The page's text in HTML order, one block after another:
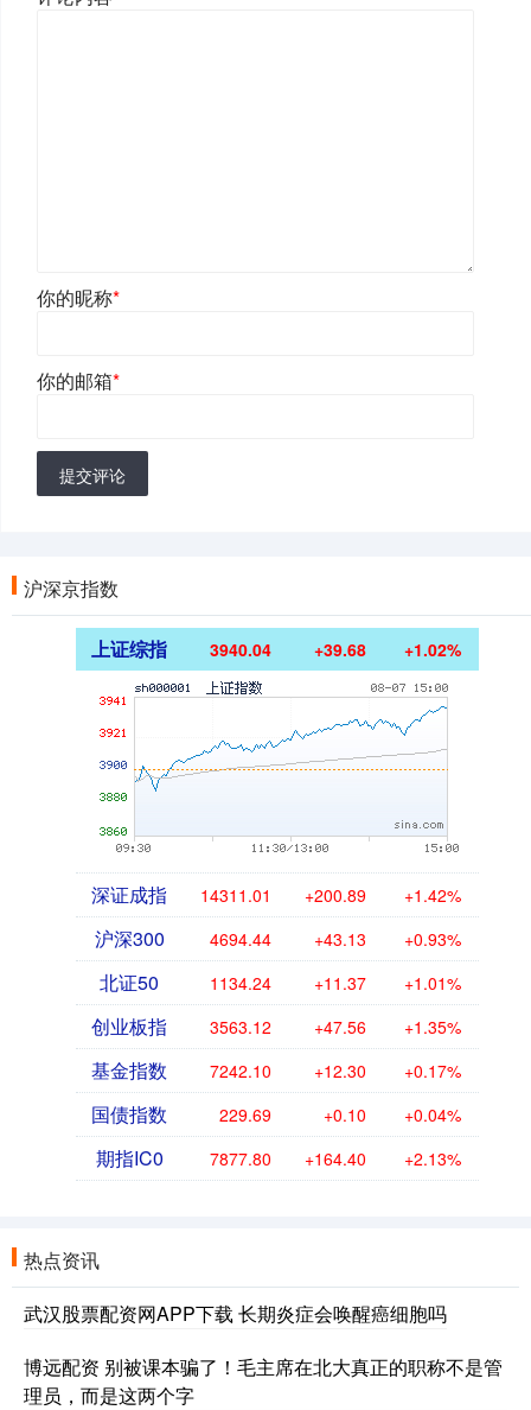
你的昵称*
你的邮箱*
提交评论
沪深京指数
上证综指 3940.04 +39.68 +1.02%
深证成指 14311.01 +200.89 +1.42%
沪深300 4694.44 +43.13 +0.93%
北证50 1134.24 +11.37 +1.01%
创业板指 3563.12 +47.56 +1.35%
基金指数 7242.10 +12.30 +0.17%
国债指数 229.69 +0.10 +0.04%
期指IC0 7877.80 +164.40 +2.13%
热点资讯
武汉股票配资网APP下载 长期炎症会唤醒癌细胞吗
博远配资 别被课本骗了！毛主席在北大真正的职称不是管
理员，而是这两个字